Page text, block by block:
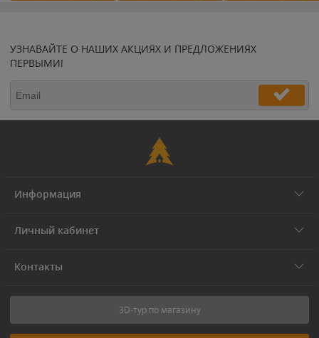
УЗНАВАЙТЕ О НАШИХ АКЦИЯХ И ПРЕДЛОЖЕНИЯХ
ПЕРВЫМИ!
Информация
Личный кабинет
Контакты
3D-тур по магазину